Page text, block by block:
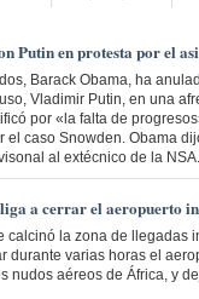
Putin en protesta por el
Barack Obama, ha
Vladimir Putin, en una
por «la falta de
el caso Snowden. Obama
al extécnico de la NSA.
a cerrar el aeropuerto
calcinó la zona de llegadas
durante varias horas el
nudos aéreos de África, y